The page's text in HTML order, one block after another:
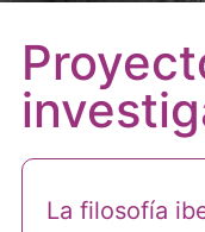
La filosofía